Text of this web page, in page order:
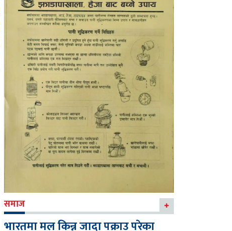
समाज
भारतमा मल किन्न जादा पक्राउ परेका